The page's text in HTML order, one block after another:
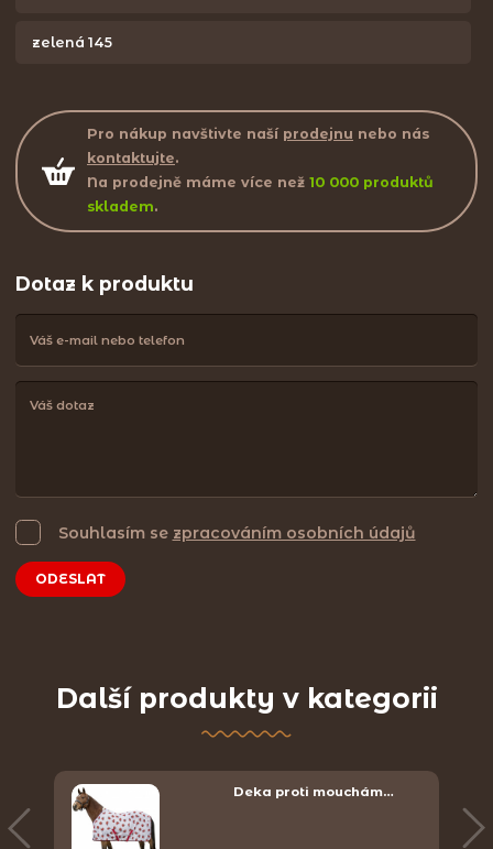
zelená 145
Pro nákup navštivte naší prodejnu nebo nás
kontaktujte.
Na prodejně máme více než 10 000 produktů
skladem.
Dotaz k produktu
Souhlasím se zpracováním osobních údajů
ODESLAT
Další produkty v kategorii
Deka proti mouchám…